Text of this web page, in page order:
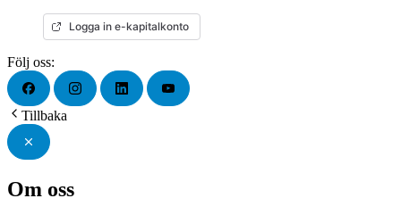
Logga in e-kapitalkonto
Följ oss:
Tillbaka
Om oss